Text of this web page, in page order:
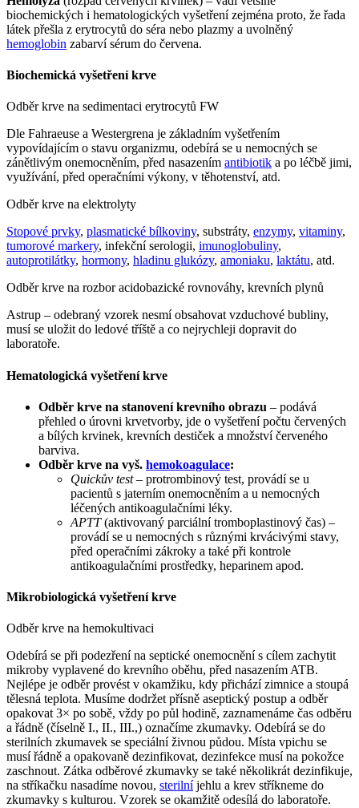
biochemických i hematologických vyšetření zejména proto, že řada
látek přešla z erytrocytů do séra nebo plazmy a uvolněný
hemoglobin zabarví sérum do červena.
Biochemická vyšetření krve
Odběr krve na sedimentaci erytrocytů FW
Dle Fahraeuse a Westergrena je základním vyšetřením
vypovídajícím o stavu organizmu, odebírá se u nemocných se
zánětlivým onemocněním, před nasazením antibiotik a po léčbě jimi,
využívání, před operačními výkony, v těhotenství, atd.
Odběr krve na elektrolyty
Stopové prvky, plasmatické bílkoviny, substráty, enzymy, vitaminy,
tumorové markery, infekční serologii, imunoglobuliny,
autoprotilátky, hormony, hladinu glukózy, amoniaku, laktátu, atd.
Odběr krve na rozbor acidobazické rovnováhy, krevních plynů
Astrup – odebraný vzorek nesmí obsahovat vzduchové bubliny,
musí se uložit do ledové tříště a co nejrychleji dopravit do
laboratoře.
Hematologická vyšetření krve
Odběr krve na stanovení krevního obrazu – podává
přehled o úrovni krvetvorby, jde o vyšetření počtu červených
a bílých krvinek, krevních destiček a množství červeného
barviva.
Odběr krve na vyš. hemokoagulace:
Quickův test– protrombinový test, provádí se u
pacientů s jaterním onemocněním a u nemocných
léčených antikoagulačními léky.
APTT(aktivovaný parciální tromboplastinový čas) –
provádí se u nemocných s různými krvácivými stavy,
před operačními zákroky a také při kontrole
antikoagulačními prostředky, heparinem apod.
Mikrobiologická vyšetření krve
Odběr krve na hemokultivaci
Odebírá se při podezření na septické onemocnění s cílem zachytit
mikroby vyplavené do krevního oběhu, před nasazením ATB.
Nejlépe je odběr provést v okamžiku, kdy přichází zimnice a stoupá
tělesná teplota. Musíme dodržet přísně aseptický postup a odběr
opakovat 3× po sobě, vždy po půl hodině, zaznamenáme čas odběru
a řádně (číselně I., II., III.,) označíme zkumavky. Odebírá se do
sterilních zkumavek se speciální živnou půdou. Místa vpichu se
musí řádně a opakovaně dezinfikovat, dezinfekce musí na pokožce
zaschnout. Zátka odběrové zkumavky se také několikrát dezinfikuje,
na stříkačku nasadíme novou, sterilníjehlu a krev stříkneme do
zkumavky s kulturou. Vzorek se okamžitě odesílá do laboratoře.